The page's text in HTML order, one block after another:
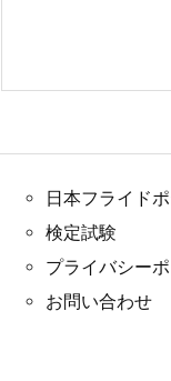
日本フライド
検定試験
プライバシー
お問い合わせ